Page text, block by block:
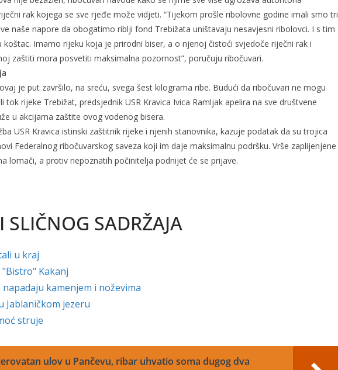
rak kojega se sve rjeđe može vidjeti. “Tijekom prošle ribolovne godine imali smo tri
naše napore da obogatimo riblji fond Trebižata uništavaju nesavjesni ribolovci. I s tim
koštac. Imamo rijeku koja je prirodni biser, a o njenoj čistoći svjedoče riječni rak i
zaštiti mora posvetiti maksimalna pozornost”, poručuju ribočuvari.
je put završilo, na sreću, svega šest kilograma ribe. Budući da ribočuvari ne mogu
tok rijeke Trebižat, predsjednik USR Kravica Ivica Ramljak apelira na sve društvene
u akcijama zaštite ovog vodenog bisera.
USR Kravica istinski zaštitnik rijeke i njenih stanovnika, kazuje podatak da su trojica
Federalnog ribočuvarskog saveza koji im daje maksimalnu podršku. Vrše zaplijenjene
lomači, a protiv nepoznatih počinitelja podnijet će se prijave.
SLIČNOG SADRŽAJA
u kraj
"Bistro" Kakanj
kamenjem i noževima
Jablaničkom jezeru
struje
ulov u Pančevu, ribar uhvatio soma dugog dva